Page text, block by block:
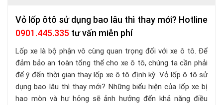
Vỏ lốp ôtô sử dụng bao lâu thì thay mới? Hotline
0901.445.335 tư vấn miễn phí
Lốp xe là bộ phận vô cùng quan trọng đối với xe ô tô. Để
đảm bảo an toàn tổng thể cho xe ô tô, chúng ta cần phải
để ý đến thời gian thay lốp xe ô tô định kỳ. Vỏ lốp ô tô sử
dụng bao lâu thì thay mới? Những biểu hiện của lốp xe bị
hao mòn và hư hỏng sẽ ảnh hưởng đến khả năng điều